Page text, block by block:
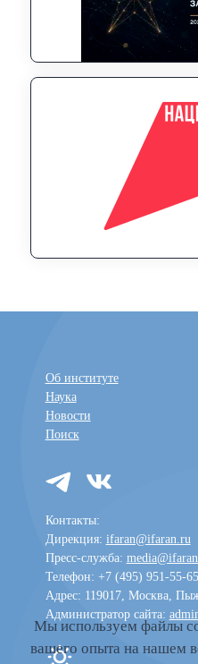
Об институте
Наука
Новости
Поиск
Контакты:
Дирекция: ifaran@ifaran.ru
Пресс-служба:
Телефон: +7 (495) 951-55-65
Адрес: 119017, Москва,
Администратор сайта:
Toggle dark mode
Мы используем файлы
вашего опыта на нашем